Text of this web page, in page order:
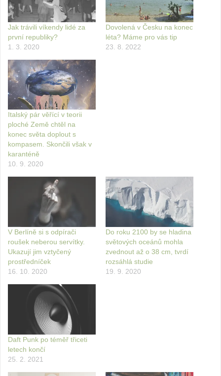
Jak trávili víkendy lidé za
první republiky?
1. 3. 2020
Dovolená v Česku na konec
léta? Máme pro vás tip
23. 8. 2022
Italský pár věřící v teorii
ploché Země chtěl na
konec světa doplout s
kompasem. Skončili však v
karanténě
10. 9. 2020
V Berlíně si s odpírači
roušek neberou servítky.
Ukazují jim vztyčený
prostředníček
16. 10. 2020
Do roku 2100 by se hladina
světových oceánů mohla
zvednout až o 38 cm, tvrdí
rozsáhlá studie
19. 9. 2020
Daft Punk po téměř třiceti
letech končí
25. 2. 2021